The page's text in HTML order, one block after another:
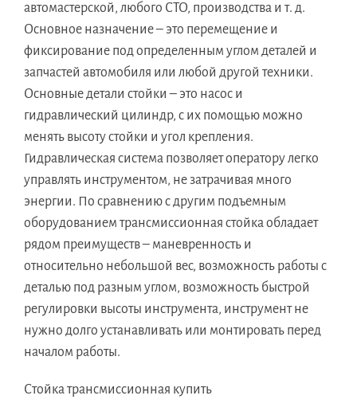
автомастерской, любого СТО, производства и т. д.
Основное назначение – это перемещение и
фиксирование под определенным углом деталей и
запчастей автомобиля или любой другой техники.
Основные детали стойки – это насос и
гидравлический цилиндр, с их помощью можно
менять высоту стойки и угол крепления.
Гидравлическая система позволяет оператору легко
управлять инструментом, не затрачивая много
энергии. По сравнению с другим подъемным
оборудованием трансмиссионная стойка обладает
рядом преимуществ – маневренность и
относительно небольшой вес, возможность работы с
деталью под разным углом, возможность быстрой
регулировки высоты инструмента, инструмент не
нужно долго устанавливать или монтировать перед
началом работы.
Стойка трансмиссионная купить